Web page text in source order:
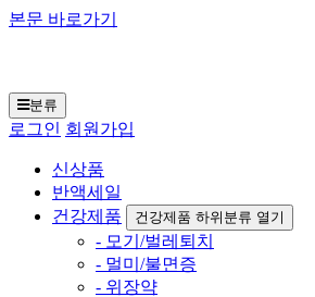
본문 바로가기
분류
로그인 회원가입
신상품
반액세일
건강제품
건강제품 하위분류 열기
- 모기/벌레퇴치
- 멀미/불면증
- 위장약